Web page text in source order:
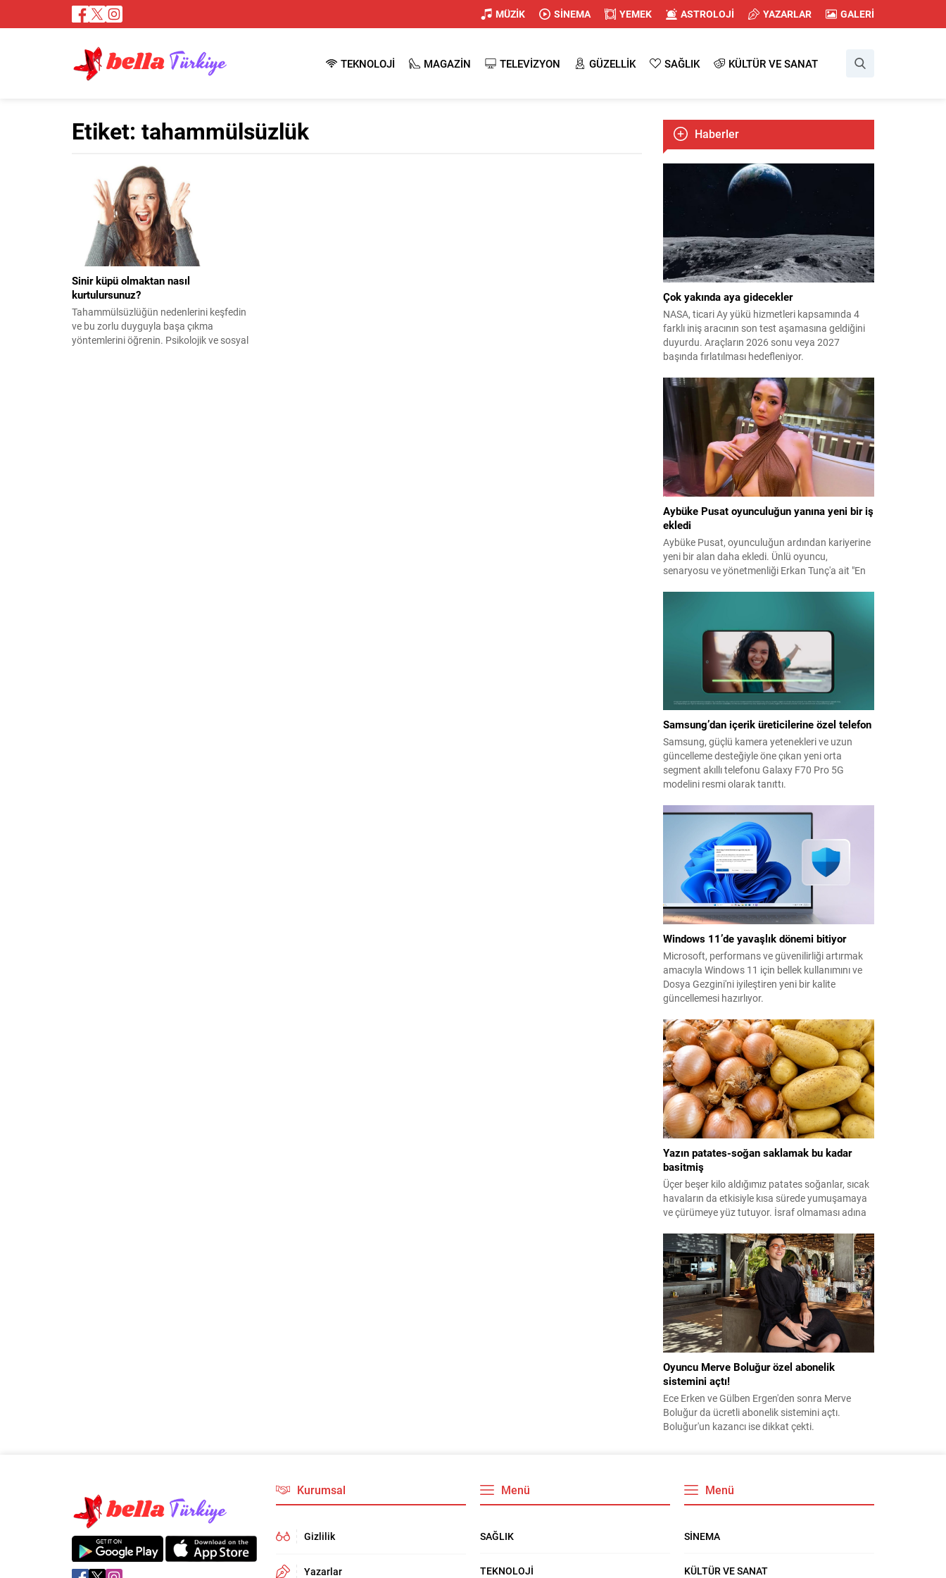
MÜZİK SİNEMA YEMEK ASTROLOJİ YAZARLAR GALERİ
TEKNOLOJİ MAGAZİN TELEVİZYON GÜZELLİK SAĞLIK KÜLTÜR VE SANAT
Etiket: tahammülsüzlük
Sinir küpü olmaktan nasıl
kurtulursunuz?
Tahammülsüzlüğün nedenlerini keşfedin
ve bu zorlu duyguyla başa çıkma
yöntemlerini öğrenin. Psikolojik ve sosyal
Haberler
Çok yakında aya gidecekler
NASA, ticari Ay yükü hizmetleri kapsamında 4
farklı iniş aracının son test aşamasına geldiğini
duyurdu. Araçların 2026 sonu veya 2027
başında fırlatılması hedefleniyor.
Aybüke Pusat oyunculuğun yanına yeni bir iş
ekledi
Aybüke Pusat, oyunculuğun ardından kariyerine
yeni bir alan daha ekledi. Ünlü oyuncu,
senaryosu ve yönetmenliği Erkan Tunç'a ait "En
Samsung’dan içerik üreticilerine özel telefon
Samsung, güçlü kamera yetenekleri ve uzun
güncelleme desteğiyle öne çıkan yeni orta
segment akıllı telefonu Galaxy F70 Pro 5G
modelini resmi olarak tanıttı.
Windows 11’de yavaşlık dönemi bitiyor
Microsoft, performans ve güvenilirliği artırmak
amacıyla Windows 11 için bellek kullanımını ve
Dosya Gezgini'ni iyileştiren yeni bir kalite
güncellemesi hazırlıyor.
Yazın patates-soğan saklamak bu kadar
basitmiş
Üçer beşer kilo aldığımız patates soğanlar, sıcak
havaların da etkisiyle kısa sürede yumuşamaya
ve çürümeye yüz tutuyor. İsraf olmaması adına
merak ediliyor. Meğer formülü çok basitmiş...
Oyuncu Merve Boluğur özel abonelik
sistemini açtı!
Ece Erken ve Gülben Ergen'den sonra Merve
Boluğur da ücretli abonelik sistemini açtı.
Boluğur'un kazancı ise dikkat çekti.
Kurumsal
Gizlilik
Yazarlar
Menü
SAĞLIK
TEKNOLOJİ
Menü
SİNEMA
KÜLTÜR VE SANAT